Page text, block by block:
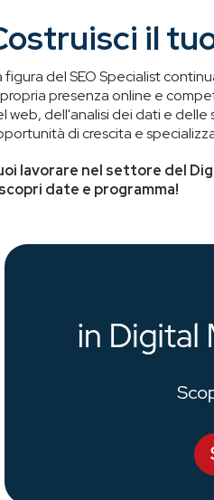
il
figura del SEO Specialist
presenza online e
web, dell'analisi dei dati e
di crescita e
lavorare nel settore del
date e programma!